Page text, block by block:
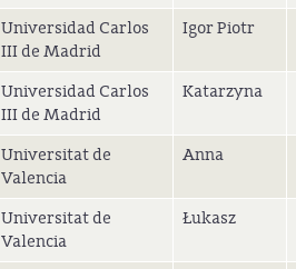
Universidad Carlos
III de Madrid
Igor Piotr
Universidad Carlos
III de Madrid
Katarzyna
Universitat de
Valencia
Anna
Universitat de
Valencia
Łukasz